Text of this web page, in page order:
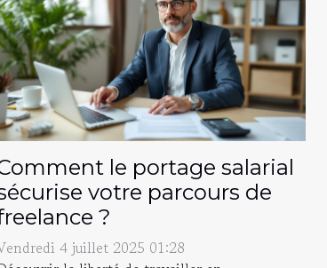
le portage salarial
votre parcours de
?
4 juillet 2025 01:28